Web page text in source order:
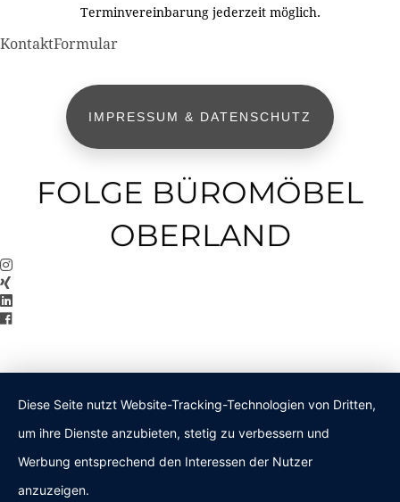
Terminvereinbarung jederzeit möglich.
KontaktFormular
IMPRESSUM & DATENSCHUTZ
FOLGE BÜROMÖBEL
OBERLAND
Diese Seite nutzt Website-Tracking-Technologien von Dritten,
um ihre Dienste anzubieten, stetig zu verbessern und
Werbung entsprechend den Interessen der Nutzer
anzuzeigen.